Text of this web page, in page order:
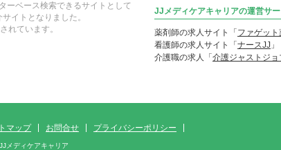
ーベース検索できるサイトとして
イトとなりました。
れています。
JJメディケアキャリアの運営サ
薬剤師の求人サイト「 ファゲッ
看護師の求人サイト「 ナースJJ 」
介護職の求人「 介護ジャストジョ
マップ お問合せ プライバシーポリシー
メディケアキャリア